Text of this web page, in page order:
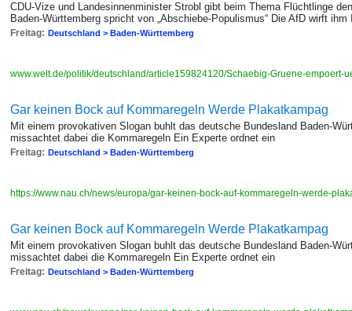
CDU-Vize und Landesinnenminister Strobl gibt beim Thema Flüchtlinge
Baden-Württemberg spricht von „Abschiebe-Populismus“ Die AfD wirft ihm
Freitag: Deutschland > Baden-Württemberg
www.welt.de/politik/deutschland/article159824120/Schaebig-Gruene-
Gar keinen Bock auf Kommaregeln Werde Plakatkampag
Mit einem provokativen Slogan buhlt das deutsche Bundesland Baden-
missachtet dabei die Kommaregeln Ein Experte ordnet ein
Freitag: Deutschland > Baden-Württemberg
https://www.nau.ch/news/europa/gar-keinen-bock-auf-kommaregeln-werde-
Gar keinen Bock auf Kommaregeln Werde Plakatkampag
Mit einem provokativen Slogan buhlt das deutsche Bundesland Baden-
missachtet dabei die Kommaregeln Ein Experte ordnet ein
Freitag: Deutschland > Baden-Württemberg